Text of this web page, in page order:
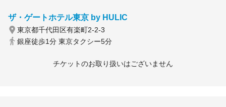
ザ・ゲートホテル東京 by HULIC
東京都千代田区有楽町2-2-3
銀座徒歩1分 東京タクシー5分
チケットのお取り扱いはございません